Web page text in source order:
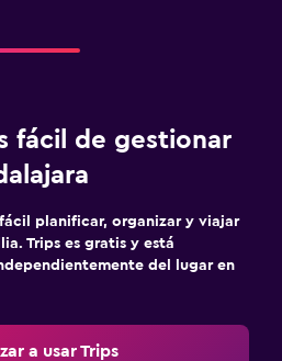
fácil de gestionar
fácil planificar, organizar y viajar
Trips es gratis y está
del lugar en
a usar Trips